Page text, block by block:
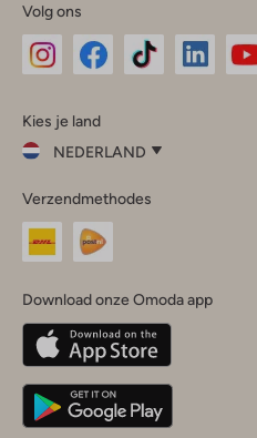
Volg ons
InstagramFacebook
Kies je land
NEDERLAND
je
land
Nederland
Belgique(Français)
Deutschland
Verzendmethodes
Download onze Omoda app